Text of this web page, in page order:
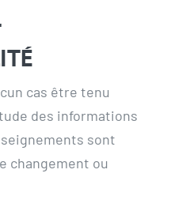
cas être tenu
des informations
sont
changement ou